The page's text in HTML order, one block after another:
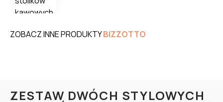
ZOBACZ INNE PRODUKTYBIZZOTTO
ZESTAW DWÓCH STYLOWYCH